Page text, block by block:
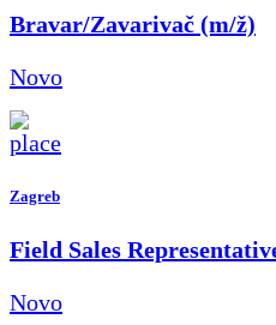
Bravar/Zavarivač (m/ž)
Novo
Zagreb
Field Sales
Novo